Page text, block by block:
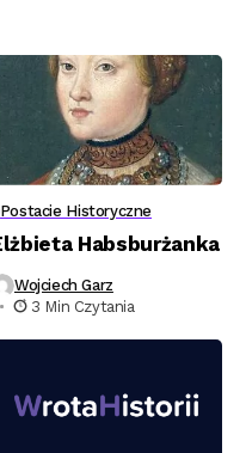
Postacie Historyczne
Habsburżanka
Wojciech Garz
3 Min Czytania